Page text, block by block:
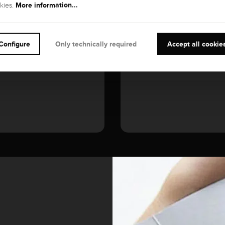
Diamond
More information...
Accept all
Only technically required